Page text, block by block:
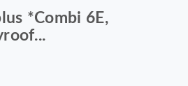
*Combi 6E,